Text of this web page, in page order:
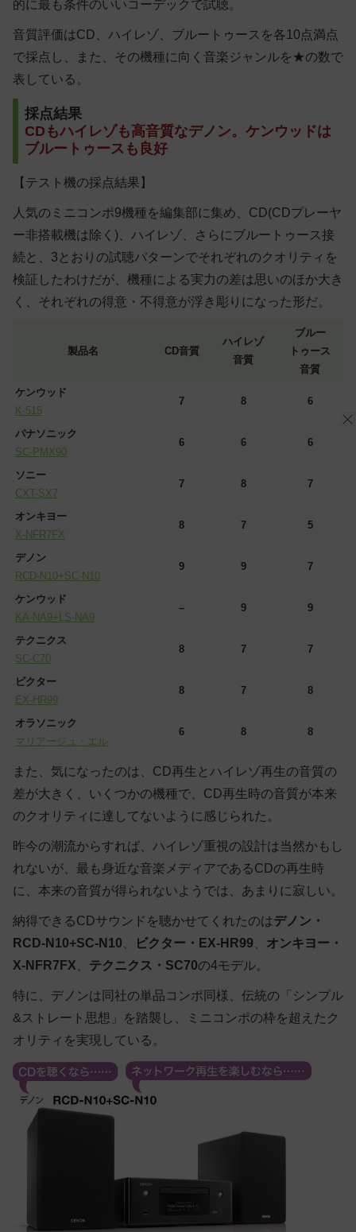
的に最も条件のいいコーデックで試聴。
音質評価はCD、ハイレゾ、ブルートゥースを各10点満点
で採点し、また、その機種に向く音楽ジャンルを★の数で
表している。
採点結果
CDもハイレゾも高音質なデノン。ケンウッドは
ブルートゥースも良好
【テスト機の採点結果】
人気のミニコンポ9機種を編集部に集め、CD(CDプレーヤ
ー非搭載機は除く)、ハイレゾ、さらにブルートゥース接
続と、3とおりの試聴パターンでそれぞれのクオリティを
検証したわけだが、機種による実力の差は思いのほか大き
く、それぞれの得意・不得意が浮き彫りになった形だ。
製品名 CD音質
ハイレゾ
音質
ブルー
トゥース
音質
ケンウッド
K-515
7 8 6
パナソニック
SC-PMX90
6 6 6
ソニー
CXT-SX7
7 8 7
オンキヨー
X-NFR7FX
8 7 5
デノン
RCD-N10+SC-N10
9 9 7
ケンウッド
KA-NA9+LS-NA9
– 9 9
テクニクス
SC-C70
8 7 7
ビクター
EX-HR99
8 7 8
オラソニック
マリアージュ・エル
6 8 8
また、気になったのは、CD再生とハイレゾ再生の音質の
差が大きく、いくつかの機種で、CD再生時の音質が本来
のクオリティに達してないように感じられた。
昨今の潮流からすれば、ハイレゾ重視の設計は当然かもし
れないが、最も身近な音楽メディアであるCDの再生時
に、本来の音質が得られないようでは、あまりに寂しい。
納得できるCDサウンドを聴かせてくれたのはデノン・
RCD-N10+SC-N10
ビクター・EX-HR99
オンキヨー・
X-NFR7FX
テクニクス・SC70の4モデル。
特に、デノンは同社の単品コンポ同様、伝統の「シンプル
&ストレート思想」を踏襲し、ミニコンポの枠を超えたク
オリティを実現している。